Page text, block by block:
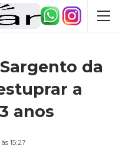
da
a
anos
15:27